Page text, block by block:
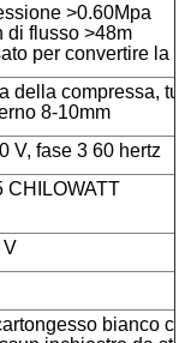
>0.60Mpa
di flusso >48m
per convertire la
della compressa,
8-10mm
V, fase 3 60 hertz
CHILOWATT
V
bianco